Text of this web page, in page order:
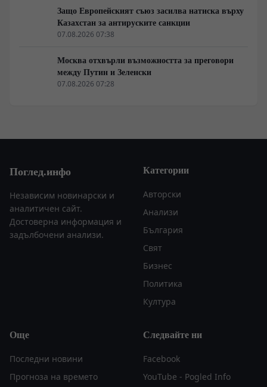
Защо Европейският съюз засилва натиска върху
Казахстан за антируските санкции
07.08.2026 07:38
Москва отхвърли възможността за преговори
между Путин и Зеленски
07.08.2026 07:28
Поглед.инфо
Независим новинарски и
аналитичен сайт.
Достоверна информация и
задълбочени анализи.
Категории
Авторски
Анализи
България
Свят
Бизнес
Политика
Култура
Още
Последни новини
Прогноза на времето
Следвайте ни
Facebook
YouTube - Pogled Info